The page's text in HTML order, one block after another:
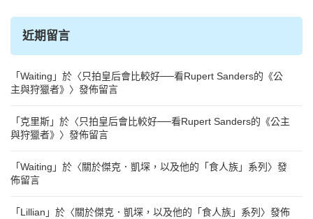
近期留言
「Waiting 」於〈只拍皇后會比較好──看Rupert Sanders的《公
主與狩獵者》 〉發佈留言
「 克里斯」於〈只拍皇后會比較好──看Rupert Sanders的《公主
與狩獵者》 〉發佈留言
「Waiting 」於〈關於傑克．凱堔，以及他的「食人族」系列 〉發
佈留言
「 Lillian 」於〈關於傑克．凱堔，以及他的「食人族」系列 〉發佈